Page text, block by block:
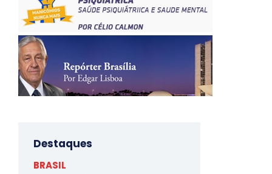
Destaques
BRASIL